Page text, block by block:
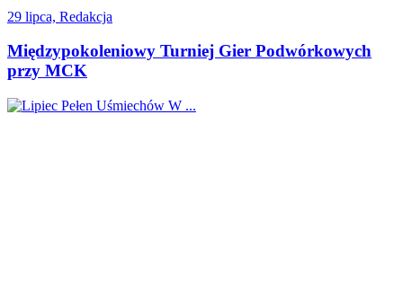
29 lipca, Redakcja
Międzypokoleniowy Turniej Gier Podwórkowych
przy MCK